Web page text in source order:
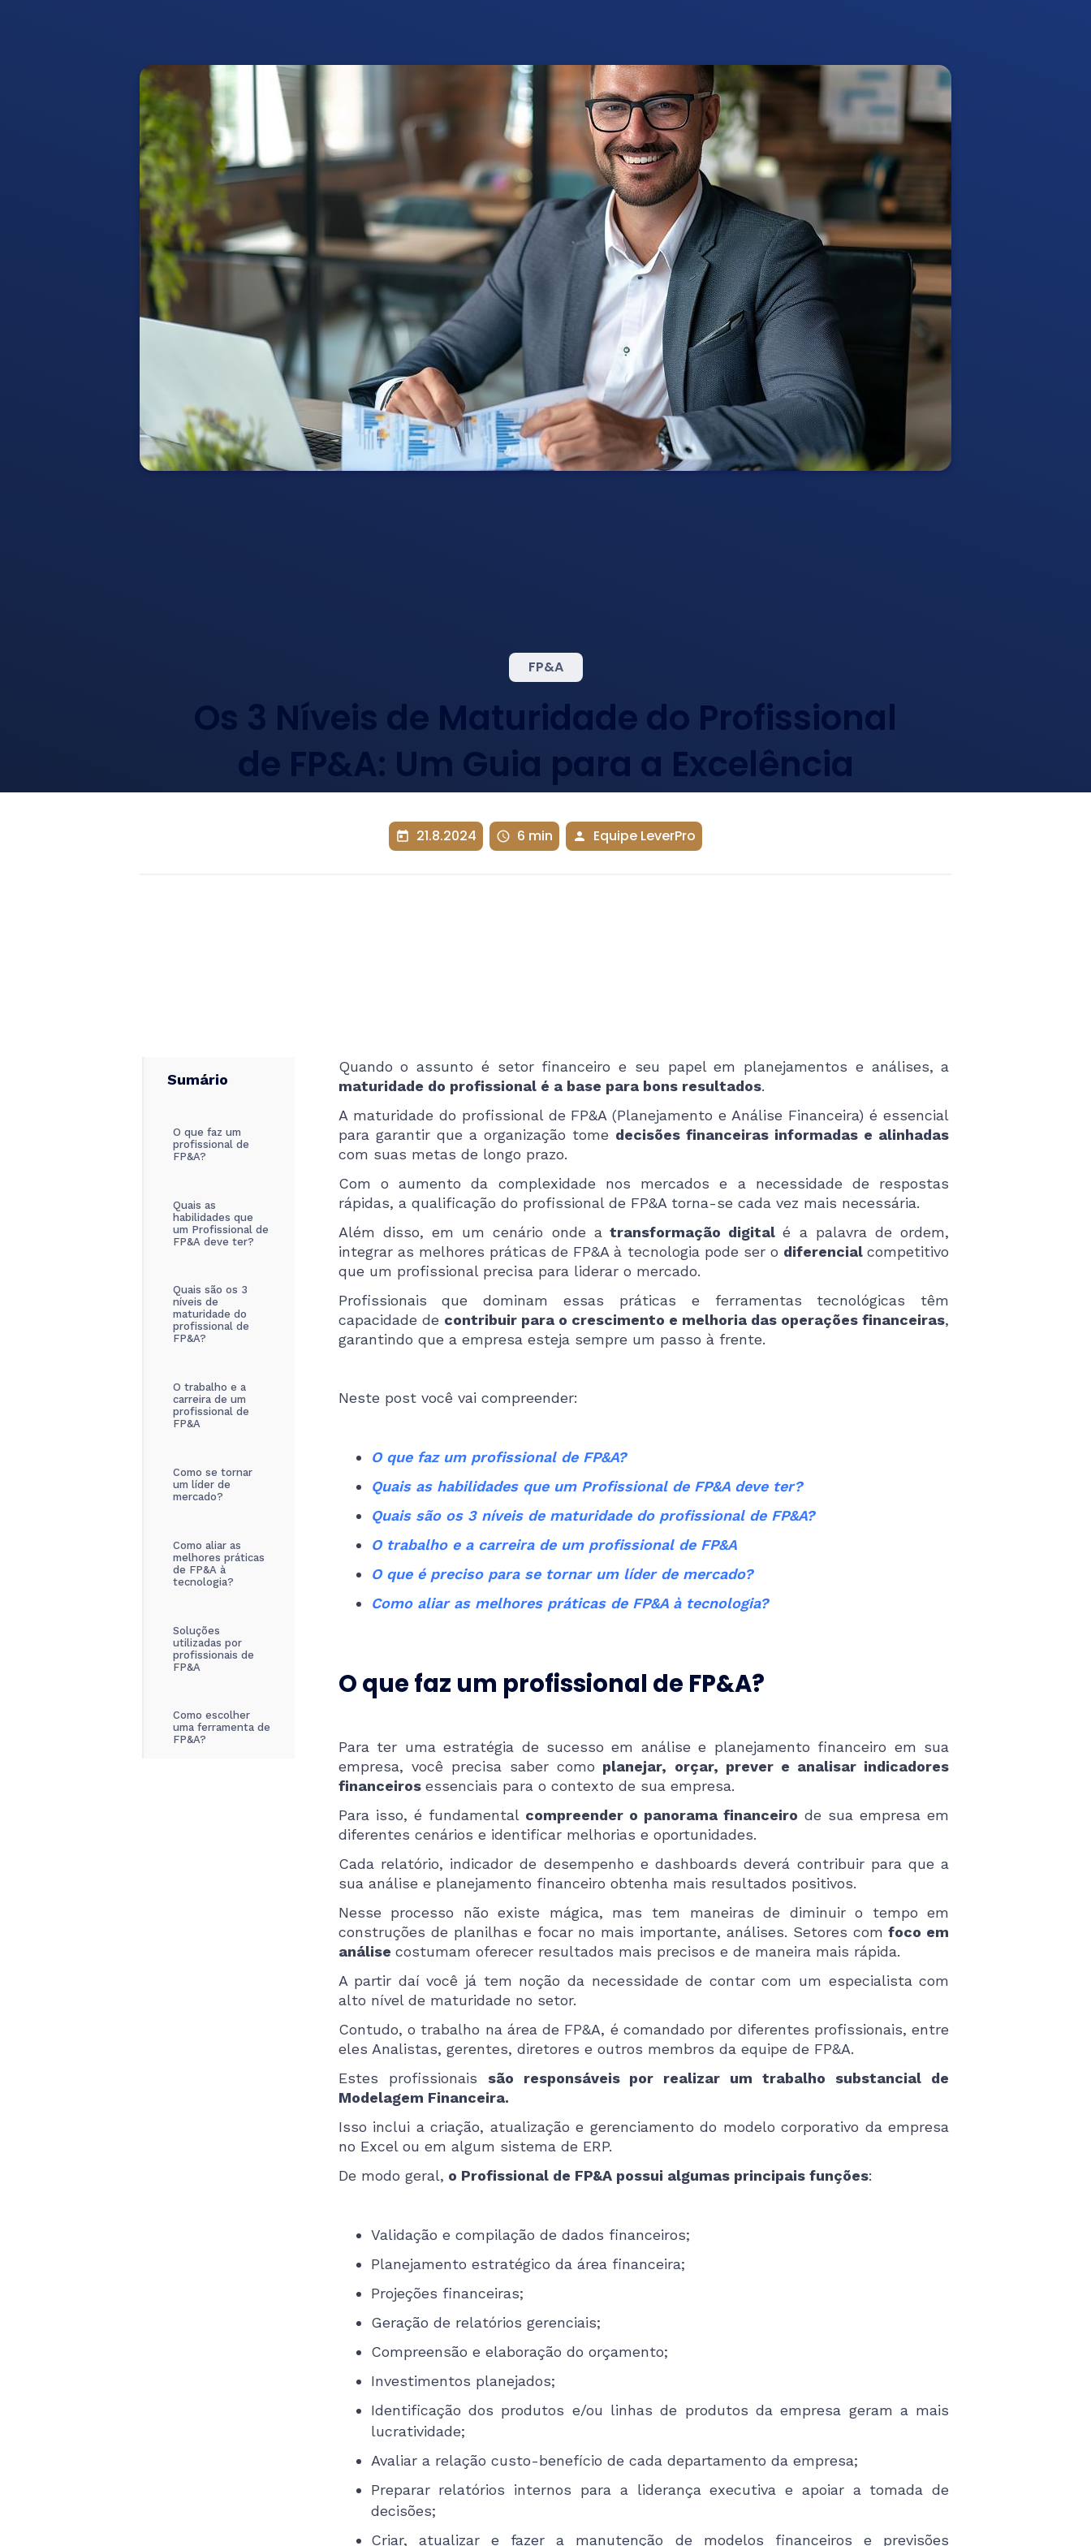
FP&A
Os 3 Níveis de Maturidade do Profissional
de FP&A: Um Guia para a Excelência
today 21.8.2024 schedule 6 min person Equipe LeverPro
Sumário
O que faz um
profissional de
FP&A?
Quais as
habilidades que
um Profissional de
FP&A deve ter?
Quais são os 3
níveis de
maturidade do
profissional de
FP&A?
O trabalho e a
carreira de um
profissional de
FP&A
Como se tornar
um líder de
mercado?
Como aliar as
melhores práticas
de FP&A à
tecnologia?
Soluções
utilizadas por
profissionais de
FP&A
Como escolher
uma ferramenta de
FP&A?
Quando o assunto é setor financeiro e seu papel em planejamentos e análises, a
maturidade do profissional é a base para bons resultados.
A maturidade do profissional de FP&A (Planejamento e Análise Financeira) é essencial
para garantir que a organização tome decisões financeiras informadas e alinhadas
com suas metas de longo prazo.
Com o aumento da complexidade nos mercados e a necessidade de respostas
rápidas, a qualificação do profissional de FP&A torna-se cada vez mais necessária.
Além disso, em um cenário onde atransformação digitalé a palavra de ordem,
integrar as melhores práticas de FP&A à tecnologia pode ser o diferencialcompetitivo
que um profissional precisa para liderar o mercado.
Profissionais que dominam essas práticas e ferramentas tecnológicas têm
capacidade de contribuir para o crescimento e melhoria das operações financeiras,
garantindo que a empresa esteja sempre um passo à frente.
Neste post você vai compreender:
O que faz um profissional de FP&A?
Quais as habilidades que um Profissional de FP&A deve ter?
Quais são os 3 níveis de maturidade do profissional de FP&A?
O trabalho e a carreira de um profissional de FP&A
O que é preciso para se tornar um líder de mercado?
Como aliar as melhores práticas de FP&A à tecnologia?
O que faz um profissional de FP&A?
Para ter uma estratégia de sucesso em análise e planejamento financeiro em sua
empresa, você precisa saber como planejar, orçar, prever e analisar indicadores
financeiros essenciais para o contexto de sua empresa.
Para isso, é fundamentalcompreender o panorama financeiro de sua empresa em
diferentes cenários e identificar melhorias e oportunidades.
Cada relatório, indicador de desempenho e dashboards deverá contribuir para que a
sua análise e planejamento financeiro obtenha mais resultados positivos.
Nesse processo não existe mágica, mas tem maneiras de diminuir o tempo em
construções de planilhas e focar no mais importante, análises. Setores com foco em
análise costumam oferecer resultados mais precisos e de maneira mais rápida.
A partir daí você já tem noção da necessidade de contar com um especialista com
alto nível de maturidade no setor.
Contudo, o trabalho na área de FP&A, é comandado por diferentes profissionais, entre
eles Analistas, gerentes, diretores e outros membros da equipe de FP&A.
Estes profissionais são responsáveis por realizar um trabalho substancial de
Modelagem Financeira.
Isso inclui a criação, atualização e gerenciamento do modelo corporativo da empresa
no Excel ou em algum sistema de ERP.
De modo geral, o Profissional de FP&A possui algumas principais funções:
Validação e compilação de dados financeiros;
Planejamento estratégico da área financeira;
Projeções financeiras;
Geração de relatórios gerenciais;
Compreensão e elaboração do orçamento;
Investimentos planejados;
Identificação dos produtos e/ou linhas de produtos da empresa geram a mais
lucratividade;
Avaliar a relação custo-benefício de cada departamento da empresa;
Preparar relatórios internos para a liderança executiva e apoiar a tomada de
decisões;
Criar, atualizar e fazer a manutenção de modelos financeiros e previsões